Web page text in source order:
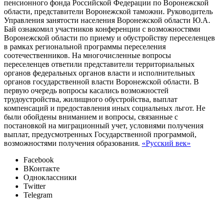
пенсионного фонда Российской Федерации по Воронежской
области, представители Воронежской таможни. Руководитель
Управления занятости населения Воронежской области Ю.А.
Бай ознакомил участников конференции с возможностями
Воронежской области по приему и обустройству переселенцев
в рамках региональной программы переселения
соотечественников. На многочисленные вопросы
переселенцев ответили представители территориальных
органов федеральных органов власти и исполнительных
органов государственной власти Воронежской области. В
первую очередь вопросы касались возможностей
трудоустройства, жилищного обустройства, выплат
компенсаций и предоставления иных социальных льгот. Не
были обойдены вниманием и вопросы, связанные с
постановкой на миграционный учет, условиями получения
выплат, предусмотренных Государственной программой,
возможностями получения образования. «Русский век»
Facebook
ВКонтакте
Одноклассники
Twitter
Telegram